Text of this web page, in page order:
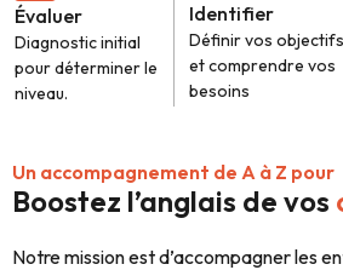
Évaluer
Diagnostic initial
pour déterminer le
niveau.
Identifier
Définir vos objectifs
et comprendre vos
besoins
Un accompagnement de A à Z pour
Boostez l’anglais de vos
Notre mission est d’accompagner les